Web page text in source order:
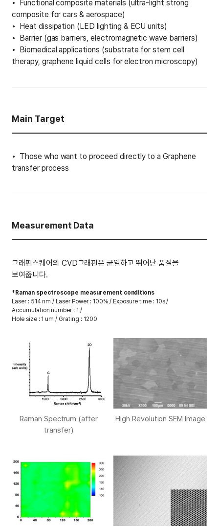
Functional composite materials (ultra-light strong
composite for cars & aerospace)
Heat dissipation (LED lighting & ECU units)
Barrier (gas barriers, electromagnetic wave barriers)
Biomedical applications (substrate for stem cell
therapy, graphene liquid cells for electron microscopy)
Main Target
Those who want to proceed directly to a Graphene
transfer process
Measurement Data
그래핀스퀘어의 CVD그래핀은 균일하고 뛰어난 품질을
보여줍니다.
*Raman spectroscope measurement conditions
Laser : 514 nm / Laser Power : 100% / Exposure time : 10s /
Accumulation number : 1 /
Hole size : 1 um / Grating : 1200
Raman Spectrum (after
transfer)
High Revolution SEM Image